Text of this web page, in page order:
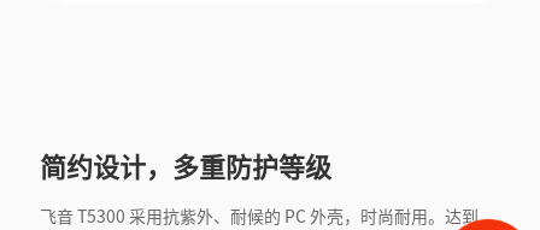
简约设计，多重防护等级
飞音 T5300 采用抗紫外、耐候的 PC 外壳，时尚耐用。达到